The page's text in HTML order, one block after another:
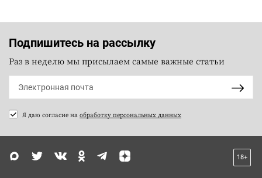
Подпишитесь на рассылку
Раз в неделю мы присылаем самые важные статьи
Я даю согласие на обработку персональных данных
18+